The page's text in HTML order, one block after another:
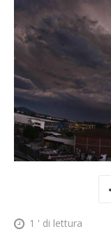
1 ' di lettura